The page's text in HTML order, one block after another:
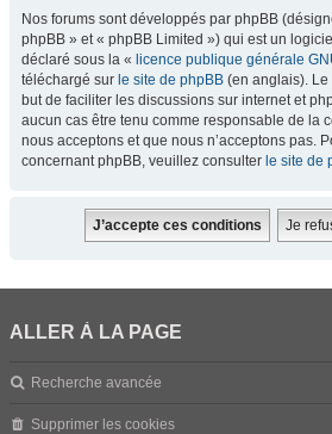
Nos forums sont développés par phpBB
phpBB » et « phpBB Limited ») qui est un
déclaré sous la « licence publique générale
téléchargé sur le site de phpBB (en anglais). Le
but de faciliter les discussions sur internet et
aucun cas être tenu comme responsable de la
nous acceptons et que nous n’acceptons pas.
concernant phpBB, veuillez consulter le site de
ALLER À LA PAGE
Recherche avancée
Supprimer les cookies